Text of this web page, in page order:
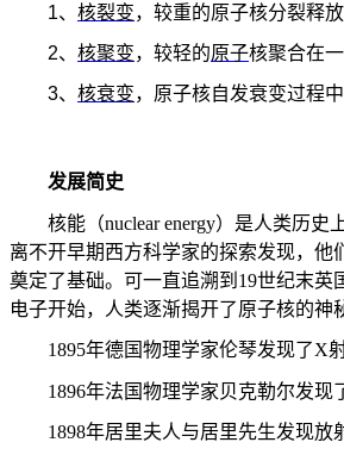
1、 核裂变，较重的原子核分裂释放
2、 核聚变，较轻的原子核聚合在
3、 核衰变，原子核自发衰变过程中
发展简史
核能（nuclear energy）是人类历史
离不开早期西方科学家的探索发现，他
奠定了基础。可一直追溯到 19世纪末英
电子开始，人类逐渐揭开了原子核的神
1895年德国物理学家伦琴发现了X
1896年法国物理学家贝克勒尔发现
1898年居里夫人与居里先生发现放